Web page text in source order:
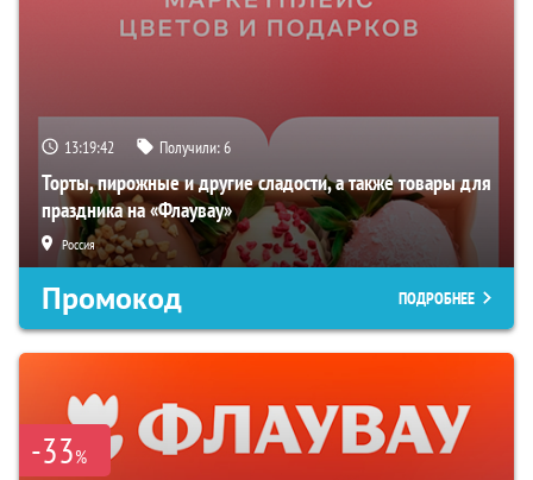
13:19:41 Получили:6
Торты, пирожные и другие сладости, а также товары для
праздника на «Флаувау»
Россия
Промокод ПОДРОБНЕЕ
-33%